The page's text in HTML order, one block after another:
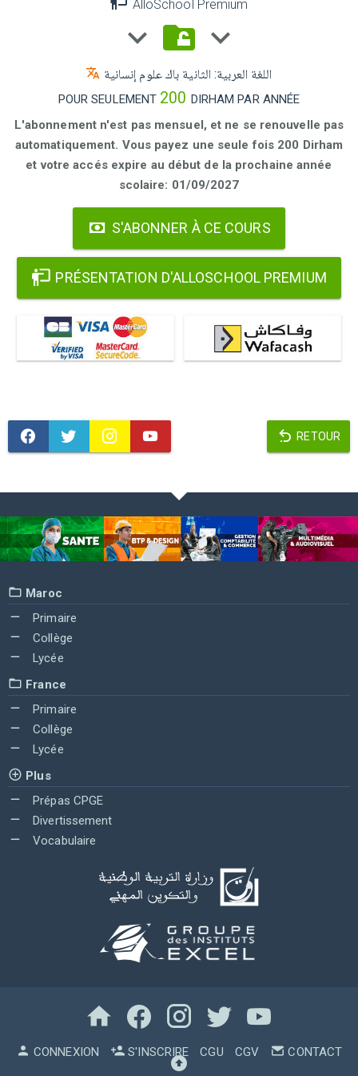
AlloSchool Premium
اللغة العربية: الثانية باك علوم إنسانية
POUR SEULEMENT 200 DIRHAM PAR ANNÉE
L'abonnement n'est pas mensuel, et ne se renouvelle pas
automatiquement. Vous payez une seule fois 200 Dirham
et votre accés expire au début de la prochaine année
scolaire: 01/09/2027
S'ABONNER À CE COURS
PRÉSENTATION D'ALLOSCHOOL PREMIUM
RETOUR
Maroc
Primaire
Collège
Lycée
France
Primaire
Collège
Lycée
Plus
Prépas CPGE
Divertissement
Vocabulaire
CONNEXION S'INSCRIRE CGU CGV CONTACT